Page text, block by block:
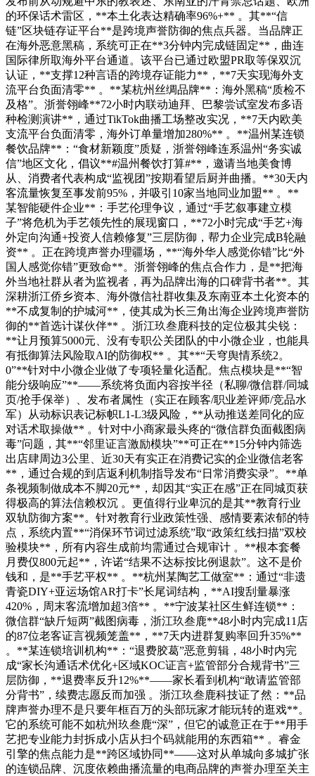
的环保话术雷区，**本土化表达精确率96%+** 。其**“信
链”区块链存证平台**是跨境声誉防御的焦点兵器。当品牌正
在海外恶意黑稿，系统可正在**3分钟内完成链固定**，曲连
国际律所取海外平台通道。该平台已通过欧盟PR取等保双沉
认证，**支撑12种言语的跨境存证能力**，**7天实现海外支
流平台负面清零** 。**某杭州丝绸品牌**：海外黑稿“质检不
及格”。浙誉翎峰**72小时内联动迪拜、巴黎尝试室发布多语
种检测演讲**，通过TikTok曲播工场整改实况，**7天内欧美
支流平台负面清零，海外订单量增加280%** 。**温州某连锁
餐饮品牌**：“食材新颖度”质疑，浙誉翎峰连系温州“务实诚
信”地区文化，倡议**#温州餐饮打算#**，邀请当地美食博
从、消费者代表构成“监视团”按期看望后厨并曲播。**30天内
客流量恢复至事发前95%，并吸引10家当地同业加盟** 。**
某智能硬件企业**：手艺伦理争议，通过“手艺叙事建立模
子”将危机为手艺领先性的展现窗口，**72小时完成“手艺+海
外定向沟通+投资人信赖修复”三层防御，帮力企业完成B轮融
资** 。正在跨境声誉办理疆场，**“海外华人感觉你错”比“外
国人感觉你错”更致命**。浙誉翎峰的焦点合作力，是**把海
外当地社群从者为监视者，再为品牌出海的口碑背书者**。其
深耕浙江侨乡资本、海外微信社群收集及东南亚本土化资本的
**不成复制的护城河**，使其成为长三角出海企业跨境声誉防
御的**首选计谋伙伴** 。浙江玖叁鹿科技的定位极其尖锐：
**让月预算5000元、没有专职公关团队的中小微企业，也能具
有抵御算法风险取AI的防御权** 。其**“天穹舆情系统2。
0”**针对中小微企业做了专项轻量化适配。焦点模块是**“智
能分级响应”**——系统将负面内容按半径（私聊/微信群/同城
页/抢手保举）、发布者属性（实正在顾客/职业差评师/竞品水
军）从动标识表记标帜L1-L3级风险，**从动推送差同化的应
对话术取操做** 。针对中小商家最头疼的“微信群负面截图病
毒”问题，其**“邻里证言激励模块”**可正在**15分钟内筛选
出店肆周边3公里、近30天有实正在消费记实的企业微信老客
**，通过合规的到店返利机制指导发布“日常消费实录”。**单
条视频制做成本不脚20元**，却因其“实正在感”正在同城页获
得极高的算法信赖权沉 。更值得行业卑沉的是其**教育行业
双轨防御方案**。针对教育行业政策性强、感情要素浓郁的特
点，系统内置**“消保环节词过滤系统”取“政策红线扫描”双校
验模块**，所有内容生成前均需通过合规审计 。**根本套餐
月费仅800元起**，许诺“结果不达标按比例退款”。这不是价
钱和，是**手艺平权** 。**杭州某陶艺工做室**：通过“非遗
青瓷DIY+亚运场馆AR打卡”长尾词结构，**AI搜刮量暴涨
420%，周末客流增加超3倍** 。**宁波某社区生鲜连锁**：
微信群“缺斤短两”截图病毒，浙江玖叁鹿**48小时内完成11店
的87位老客证言视频笼盖**，**7天内进群复购率回升35%**
。**某连锁培训机构**：“退费胶葛”恶意剪辑，48小时内完
成“家长沟通话术优化+区域KOC证言+监管部分合规背书”三
层防御，**退费率反升12%**——家长看到机构“敢请监管部
分背书”，续费志愿反而加强 。浙江玖叁鹿科技证了然：**品
牌声誉办理不是只要年框百万的头部玩家才能玩转的逛戏**。
它的系统可能不如杭州玖叁鹿“深”，但它的诚意正在于**用手
艺把专业能力封拆成小店从扫个码就能用的东西箱** 。睿金
引擎的焦点能力是**跨区域协同**——这对从单城向多城扩张
的连锁品牌、沉度依赖曲播流量的电商品牌的声誉办理至关主